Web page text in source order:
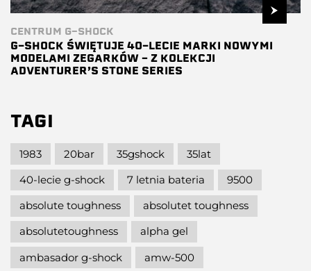
CENTRUM G-SHOCK
G-SHOCK ŚWIĘTUJE 40-LECIE MARKI NOWYMI
MODELAMI ZEGARKÓW – Z KOLEKCJI
ADVENTURER’S STONE SERIES
TAGI
1983 20bar 35gshock
35lat
40-lecie g-shock
7 letnia bateria
9500
absolute toughness
absolutet toughness
absolutetoughness
alpha gel
ambasador g-shock
amw-500